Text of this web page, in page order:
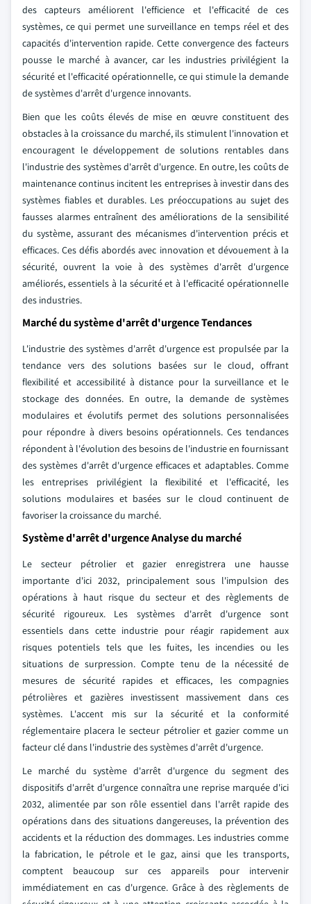
des capteurs améliorent l'efficience et l'efficacité de ces
systèmes, ce qui permet une surveillance en temps réel et des
capacités d'intervention rapide. Cette convergence des facteurs
pousse le marché à avancer, car les industries privilégient la
sécurité et l'efficacité opérationnelle, ce qui stimule la demande
de systèmes d'arrêt d'urgence innovants.
Bien que les coûts élevés de mise en œuvre constituent des
obstacles à la croissance du marché, ils stimulent l'innovation et
encouragent le développement de solutions rentables dans
l'industrie des systèmes d'arrêt d'urgence. En outre, les coûts de
maintenance continus incitent les entreprises à investir dans des
systèmes fiables et durables. Les préoccupations au sujet des
fausses alarmes entraînent des améliorations de la sensibilité
du système, assurant des mécanismes d'intervention précis et
efficaces. Ces défis abordés avec innovation et dévouement à la
sécurité, ouvrent la voie à des systèmes d'arrêt d'urgence
améliorés, essentiels à la sécurité et à l'efficacité opérationnelle
des industries.
Marché du système d'arrêt d'urgence Tendances
L'industrie des systèmes d'arrêt d'urgence est propulsée par la
tendance vers des solutions basées sur le cloud, offrant
flexibilité et accessibilité à distance pour la surveillance et le
stockage des données. En outre, la demande de systèmes
modulaires et évolutifs permet des solutions personnalisées
pour répondre à divers besoins opérationnels. Ces tendances
répondent à l'évolution des besoins de l'industrie en fournissant
des systèmes d'arrêt d'urgence efficaces et adaptables. Comme
les entreprises privilégient la flexibilité et l'efficacité, les
solutions modulaires et basées sur le cloud continuent de
favoriser la croissance du marché.
Système d'arrêt d'urgence Analyse du marché
Le secteur pétrolier et gazier enregistrera une hausse
importante d'ici 2032, principalement sous l'impulsion des
opérations à haut risque du secteur et des règlements de
sécurité rigoureux. Les systèmes d'arrêt d'urgence sont
essentiels dans cette industrie pour réagir rapidement aux
risques potentiels tels que les fuites, les incendies ou les
situations de surpression. Compte tenu de la nécessité de
mesures de sécurité rapides et efficaces, les compagnies
pétrolières et gazières investissent massivement dans ces
systèmes. L'accent mis sur la sécurité et la conformité
réglementaire placera le secteur pétrolier et gazier comme un
facteur clé dans l'industrie des systèmes d'arrêt d'urgence.
Le marché du système d'arrêt d'urgence du segment des
dispositifs d'arrêt d'urgence connaîtra une reprise marquée d'ici
2032, alimentée par son rôle essentiel dans l'arrêt rapide des
opérations dans des situations dangereuses, la prévention des
accidents et la réduction des dommages. Les industries comme
la fabrication, le pétrole et le gaz, ainsi que les transports,
comptent beaucoup sur ces appareils pour intervenir
immédiatement en cas d'urgence. Grâce à des règlements de